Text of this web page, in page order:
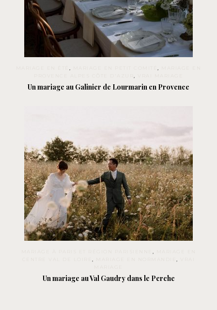
, MARIAGE EN PETIT COMITÉ,
,
Un mariage au Galinier de Lourmarin en Provence
,
CENTRE VAL DE LOIRE, MARIAGE EN NORMANDIE,
Un mariage au Val Gaudry dans le Perche